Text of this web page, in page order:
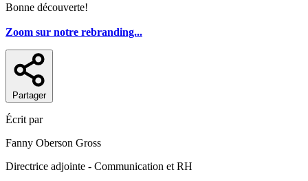
Bonne découverte!
Zoom sur notre rebranding...
Partager
Écrit par
Fanny Oberson Gross
Directrice adjointe - Communication et RH